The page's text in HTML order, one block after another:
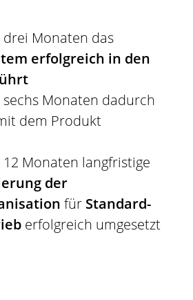
Monaten das
erfolgreich in den
Monaten dadurch
dem Produkt
Monaten langfristige
der
für Standard-
erfolgreich umgesetzt